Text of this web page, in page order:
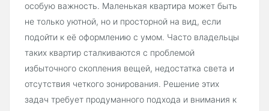
особую важность. Маленькая квартира может быть
не только уютной, но и просторной на вид, если
подойти к её оформлению с умом. Часто владельцы
таких квартир сталкиваются с проблемой
избыточного скопления вещей, недостатка света и
отсутствия четкого зонирования. Решение этих
задач требует продуманного подхода и внимания к